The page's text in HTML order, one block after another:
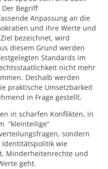
Begriff
Anpassung an die
und ihre Werte und
bezeichnet, wird
diesem Grund werden
Standards im
nicht mehr
Deshalb werden
praktische Umsetzbarkeit
in Frage gestellt.
in scharfen Konflikten, in
“kleinteilige”
sondern
Identitätspolitik wie
Minderheitenrechte und
geht.